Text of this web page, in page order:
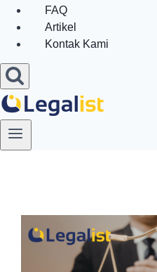
FAQ
Artikel
Kontak Kami